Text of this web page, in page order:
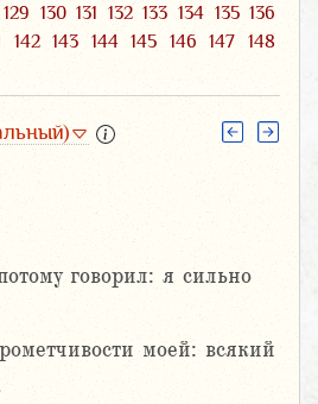
129 130 131 132 133 134 135 136
142 143 144 145 146 147
148
говорил: я сильно
моей: всякий